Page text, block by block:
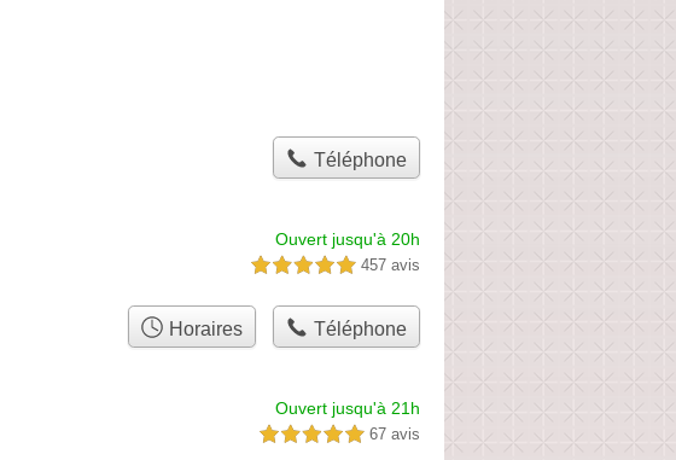
Téléphone
Ouvert jusqu'à 20h
5,0 étoiles sur 5 457 avis
Horaires Téléphone
Ouvert jusqu'à 21h
5,0 étoiles sur 5 67 avis